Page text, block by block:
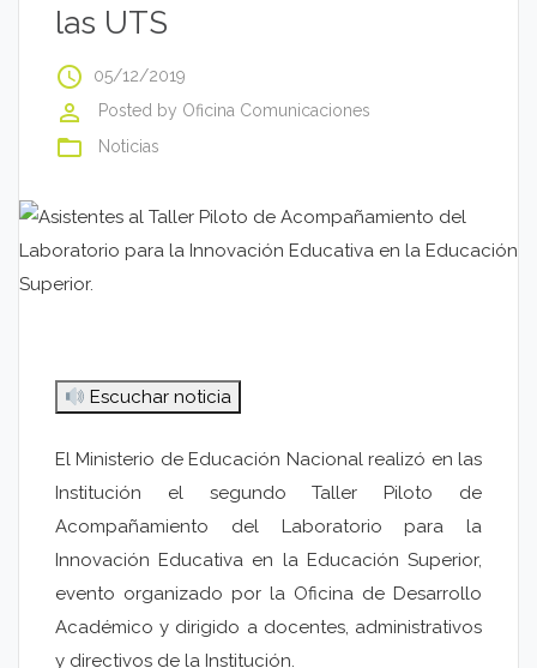
las UTS
access_time 05/12/2019
perm_identity Posted by Oficina Comunicaciones
folder_open Noticias
Escuchar noticia
El Ministerio de Educación Nacional realizó en las
Institución el segundo Taller Piloto de
Acompañamiento del Laboratorio para la
Innovación Educativa en la Educación Superior,
evento organizado por la Oficina de Desarrollo
Académico y dirigido a docentes, administrativos
y directivos de la Institución.